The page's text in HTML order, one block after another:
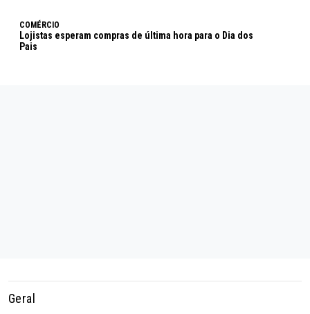
COMÉRCIO
Lojistas esperam compras de última hora para o Dia dos
Pais
Geral